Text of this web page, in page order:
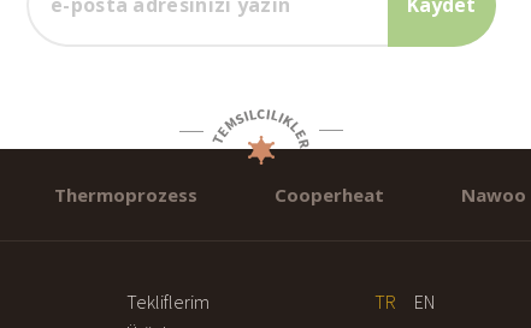
Thermoprozess Cooperheat Nawoo
Tekliflerim
TR EN